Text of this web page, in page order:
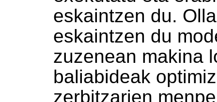
eskaintzen du.
eskaintzen du
zuzenean makina
baliabideak
zerbitzarien